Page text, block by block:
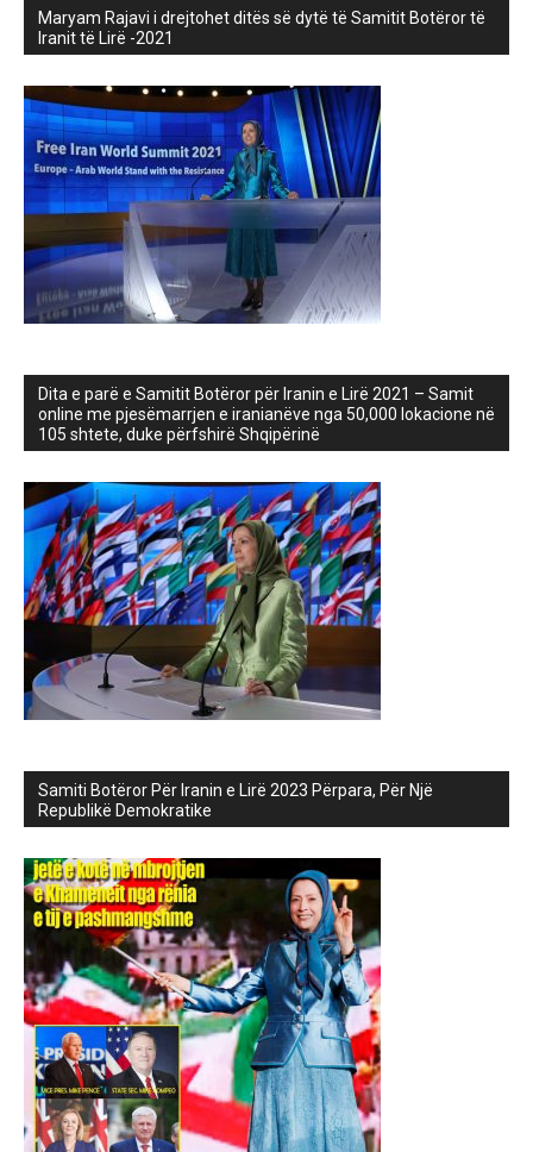
Maryam Rajavi i drejtohet ditës së dytë të Samitit Botëror të
Iranit të Lirë -2021
Dita e parë e Samitit Botëror për Iranin e Lirë 2021 – Samit
online me pjesëmarrjen e iranianëve nga 50,000 lokacione në
105 shtete, duke përfshirë Shqipërinë
Samiti Botëror Për Iranin e Lirë 2023 Përpara, Për Një
Republikë Demokratike